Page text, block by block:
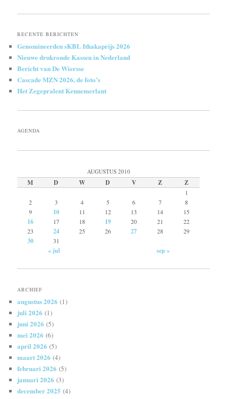
RECENTE BERICHTEN
Genomineerden sKBL Ithakaprijs 2026
Nieuwe drukronde Kassen in Nederland
Bericht van De Wiersse
Cascade MZN 2026, de foto’s
Het Zegepralent Kennemerlant
AGENDA
AUGUSTUS 2010
M D W D V Z Z
1
2
3 4 5 6 7
8
9
10 11 12 13 14 15
16 17 18 19 20 21
22
23
24 25 26 27 28 29
30 31
« jul sep »
ARCHIEF
augustus 2026 (1)
juli 2026 (1)
juni 2026 (5)
mei 2026 (6)
april 2026 (5)
maart 2026 (4)
februari 2026 (5)
januari 2026 (3)
december 2025 (4)